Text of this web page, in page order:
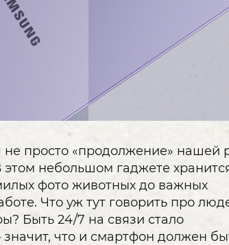
не просто «продолжение» нашей
этом небольшом гаджете
фото животных до важных
Что уж тут говорить про
Быть 24/7 на связи стало
значит, что и смартфон должен